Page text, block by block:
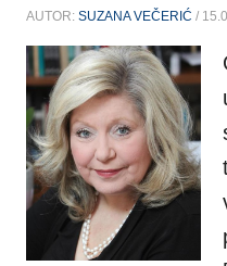
AUTOR: SUZANA VEČERIĆ /